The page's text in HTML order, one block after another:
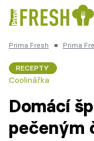
Česká kuchyně
Prima Fresh ■ Prima
RECEPTY
Coolinářka
Domácí
pečeným